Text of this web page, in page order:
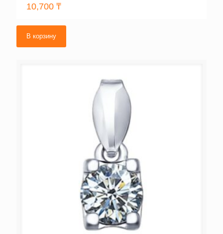
10,700 ₸
В корзину